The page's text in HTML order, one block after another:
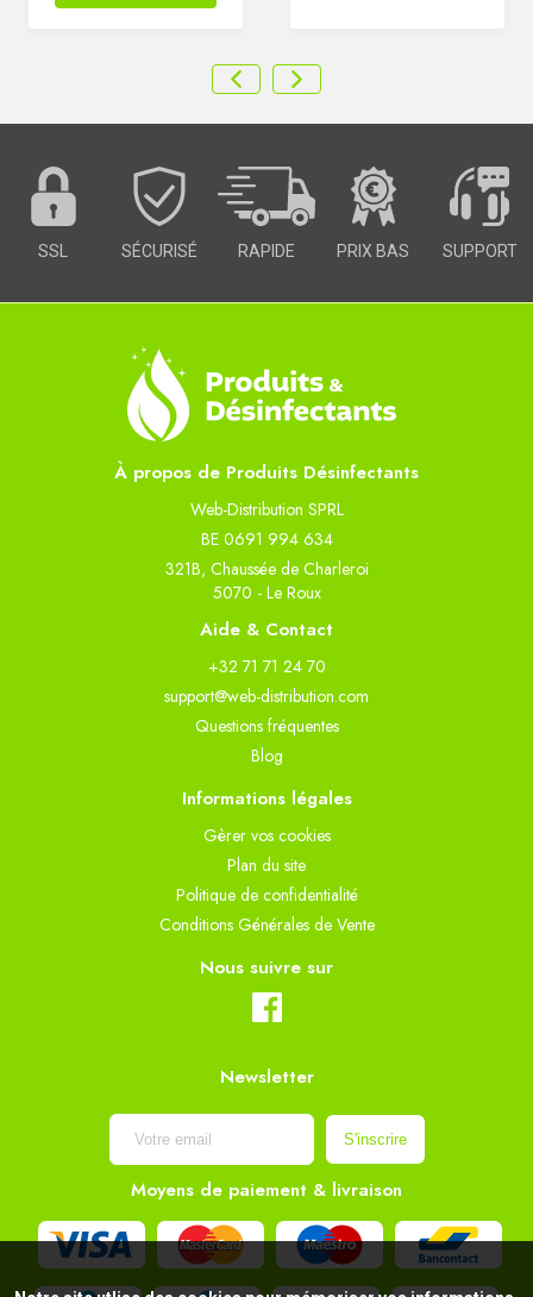
SSL SÉCURISÉ RAPIDE PRIX BAS SUPPORT
À propos de Produits Désinfectants
Web-Distribution SPRL
BE 0691 994 634
321B, Chaussée de Charleroi
5070 - Le Roux
Aide & Contact
+32 71 71 24 70
support@web-distribution.com
Questions fréquentes
Blog
Informations légales
Gèrer vos cookies
Plan du site
Politique de confidentialité
Conditions Générales de Vente
Nous suivre sur
Newsletter
Moyens de paiement & livraison